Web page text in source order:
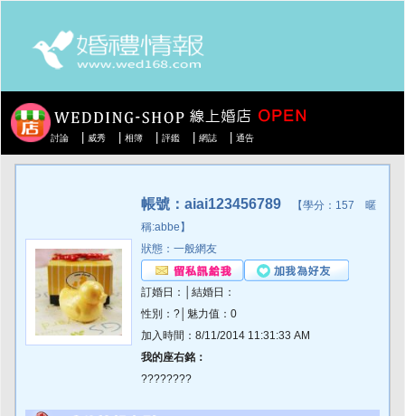
討論 威秀 相簿 評鑑 網誌 通告
帳號：aiai123456789 【學分：157 暱
稱:abbe】
狀態：一般網友
訂婚日：│結婚日：
性別：?│魅力值：0
加入時間：8/11/2014 11:31:33 AM
我的座右銘：
????????